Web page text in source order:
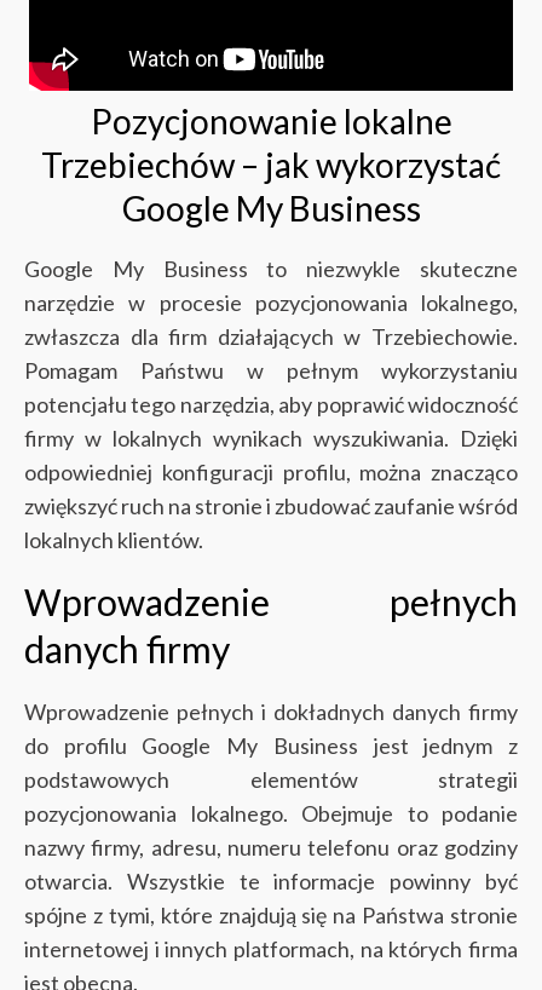
Pozycjonowanie lokalne
Trzebiechów – jak wykorzystać
Google My Business
Google My Business to niezwykle skuteczne
narzędzie w procesie pozycjonowania lokalnego,
zwłaszcza dla firm działających w Trzebiechowie.
Pomagam Państwu w pełnym wykorzystaniu
potencjału tego narzędzia, aby poprawić widoczność
firmy w lokalnych wynikach wyszukiwania. Dzięki
odpowiedniej konfiguracji profilu, można znacząco
zwiększyć ruch na stronie i zbudować zaufanie wśród
lokalnych klientów.
Wprowadzenie pełnych
danych firmy
Wprowadzenie pełnych i dokładnych danych firmy
do profilu Google My Business jest jednym z
podstawowych elementów strategii
pozycjonowania lokalnego. Obejmuje to podanie
nazwy firmy, adresu, numeru telefonu oraz godziny
otwarcia. Wszystkie te informacje powinny być
spójne z tymi, które znajdują się na Państwa stronie
internetowej i innych platformach, na których firma
jest obecna.